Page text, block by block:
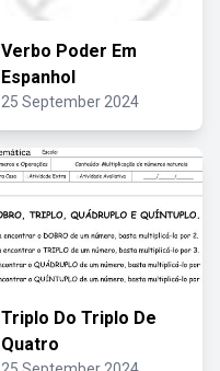
Verbo Poder Em
Espanhol
25 September 2024
Triplo Do Triplo De
Quatro